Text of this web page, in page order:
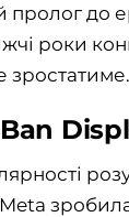
пролог до
роки
зростатиме.